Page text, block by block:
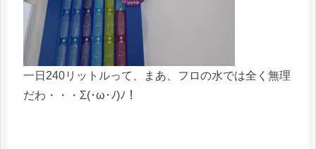
一日240リットルって、まあ、フロの水では全く無理
だわ・・・Σ(･ω･ﾉ)ﾉ！